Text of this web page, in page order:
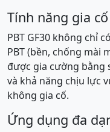
Tính năng gia
PBT GF30 không chỉ
PBT (bền, chống mài
được gia cường bằng
và khả năng chịu lực
không gia cố.
Ứng dụng đa